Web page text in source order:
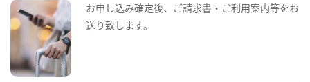
お申し込み確定後、ご請求書・ご利用案内等をお
送り致します。